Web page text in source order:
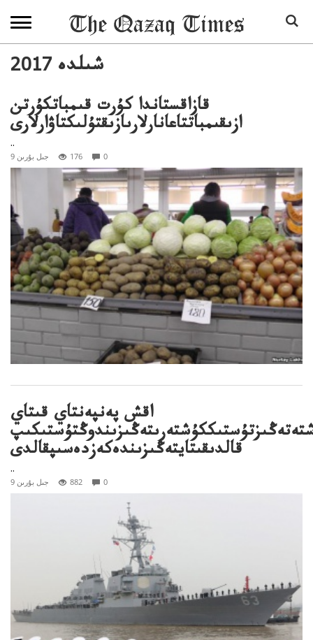
2017 شىلدە
قازاقستاندا كۇرت قىمباتكۇرتن
ازىقىمباتتاعانارلارىازىقتۇلىكتاۋارلارى
..
9 جىل بۇرىن 176 0
اقش پەنپەنتاي قىتاي
قالدىقىتايتەڭىزىندەكەزدەسىپقالدى
..
9 جىل بۇرىن 882 0